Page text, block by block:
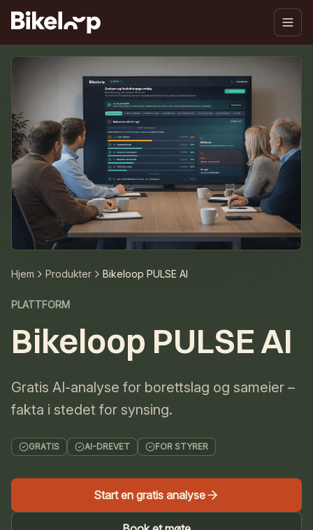
Hjem Produkter Bikeloop PULSE AI
PLATTFORM
Bikeloop PULSE AI
Gratis AI-analyse for borettslag og sameier –
fakta i stedet for synsing.
GRATIS AI-DREVET FOR STYRER
Start en gratis analyse